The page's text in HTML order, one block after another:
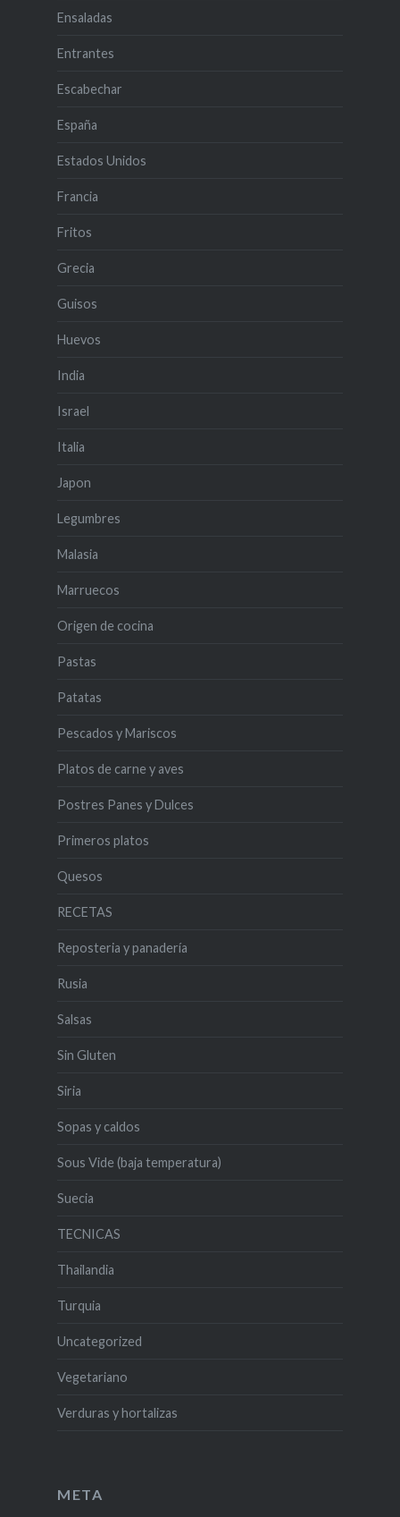
Ensaladas
Entrantes
Escabechar
España
Estados Unidos
Francia
Fritos
Grecia
Guisos
Huevos
India
Israel
Italia
Japon
Legumbres
Malasia
Marruecos
Origen de cocina
Pastas
Patatas
Pescados y Mariscos
Platos de carne y aves
Postres Panes y Dulces
Primeros platos
Quesos
RECETAS
Reposteria y panadería
Rusia
Salsas
Sin Gluten
Siria
Sopas y caldos
Sous Vide (baja temperatura)
Suecia
TECNICAS
Thailandia
Turquia
Uncategorized
Vegetariano
Verduras y hortalizas
META